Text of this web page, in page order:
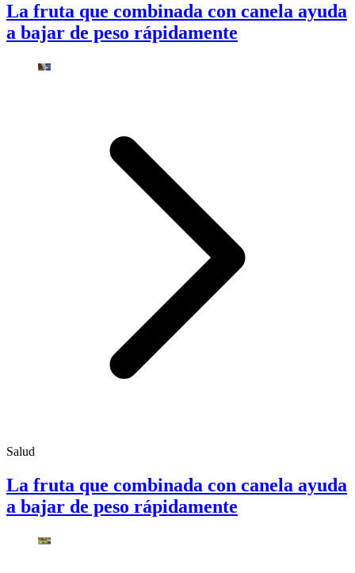
La fruta que combinada con canela ayuda
a bajar de peso rápidamente
Salud
La fruta que combinada con canela ayuda
a bajar de peso rápidamente